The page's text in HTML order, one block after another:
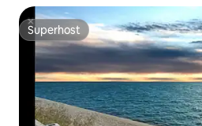
Superhost
Superhost